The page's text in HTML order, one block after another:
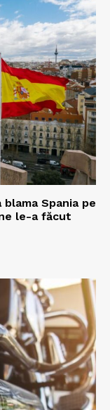
blama Spania pe
le-a făcut